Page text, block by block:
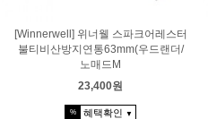
[Winnerwell] 위너웰 스파크어레스터
불티비산방지연통63mm(우드랜더/
노매드M
23,400원
% 혜택확인 ▼